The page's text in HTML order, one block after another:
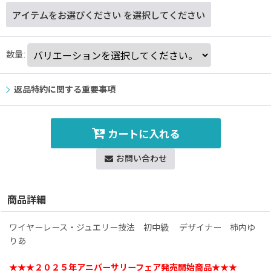
アイテムをお選びください を選択してください
数量:
返品特約に関する重要事項
カートに入れる
お問い合わせ
商品詳細
ワイヤーレース・ジュエリー技法 初中級 デザイナー 柿内ゆ
りあ
★★★２０２５年アニバーサリーフェア発売開始商品★★★